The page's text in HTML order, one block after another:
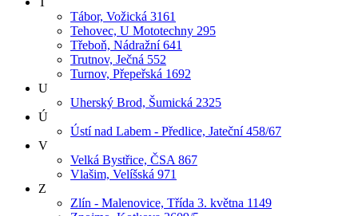
Tábor, Vožická 3161
Tehovec, U Mototechny 295
Třeboň, Nádražní 641
Trutnov, Ječná 552
Turnov, Přepeřská 1692
U
Uherský Brod, Šumická 2325
Ú
Ústí nad Labem - Předlice, Jateční 458/67
V
Velká Bystřice, ČSA 867
Vlašim, Velíšská 971
Z
Zlín - Malenovice, Třída 3. května 1149